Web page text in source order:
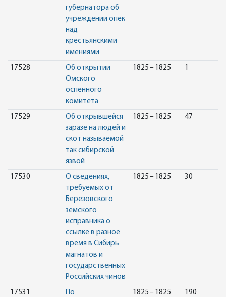
губернатора об
учреждении опек
над
крестьянскими
имениями
17528
Об открытии
Омского
оспенного
комитета
1825 – 1825 1
17529
Об открывшейся
заразе на людей и
скот называемой
так сибирской
язвой
1825 – 1825 47
17530
О сведениях,
требуемых от
Березовского
земского
исправника о
ссылке в разное
время в Сибирь
магнатов и
государственных
Российских чинов
1825 – 1825 30
17531
По
1825 – 1825 190